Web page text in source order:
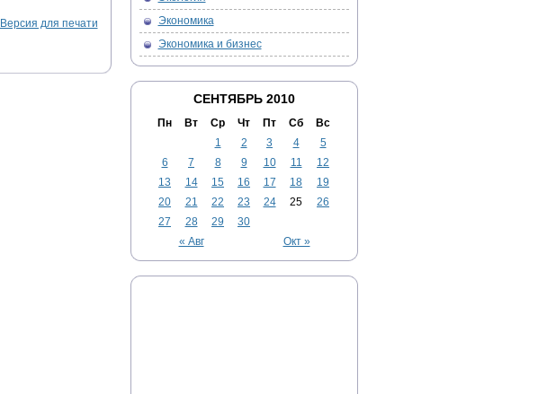
Версия для печати
Экономика
Экономика и бизнес
СЕНТЯБРЬ 2010
Пн Вт Ср Чт Пт Сб Вс
« Авг Окт »
1 2 3 4
5
6
7 8 9 10 11
12
13
14 15 16 17 18
19
20
21 22 23 24 25
26
27
28 29 30